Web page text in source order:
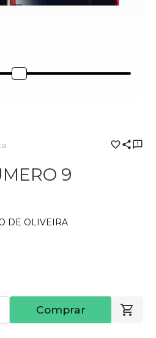
9
DE OLIVEIRA
Comprar